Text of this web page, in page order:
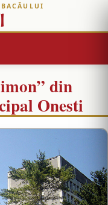
din
Onesti